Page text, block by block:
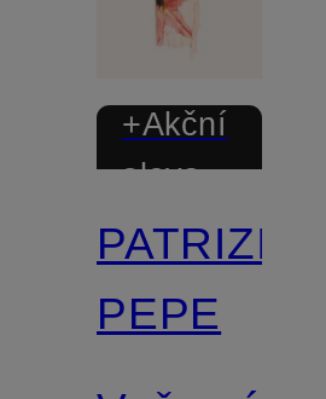
+Akční
sleva
PATRIZIA
PEPE